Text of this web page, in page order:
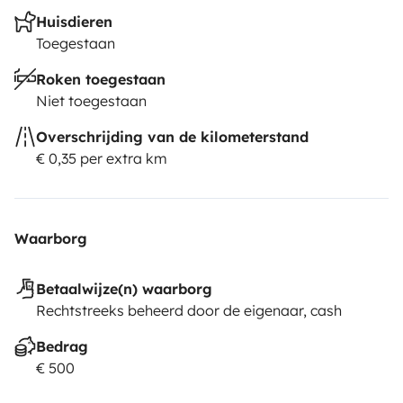
uteis)
portagens(classe 2) ou dano provocado durante a
no roteiro, dar dicas e recomendações se assim
desejar.
Huisdieren
Toegestaan
Roken toegestaan
Niet toegestaan
Overschrijding van de kilometerstand
€ 0,35 per extra km
Waarborg
Betaalwijze(n) waarborg
Rechtstreeks beheerd door de eigenaar, cash
Bedrag
€ 500